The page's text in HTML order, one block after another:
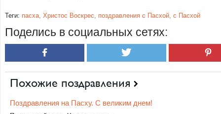
Теги: пасха, Христос Воскрес, поздравления с Пасхой, с Пасхой
Поделись в социальных сетях:
Похожие поздравления
Поздравления на Пасху. С великим днем!